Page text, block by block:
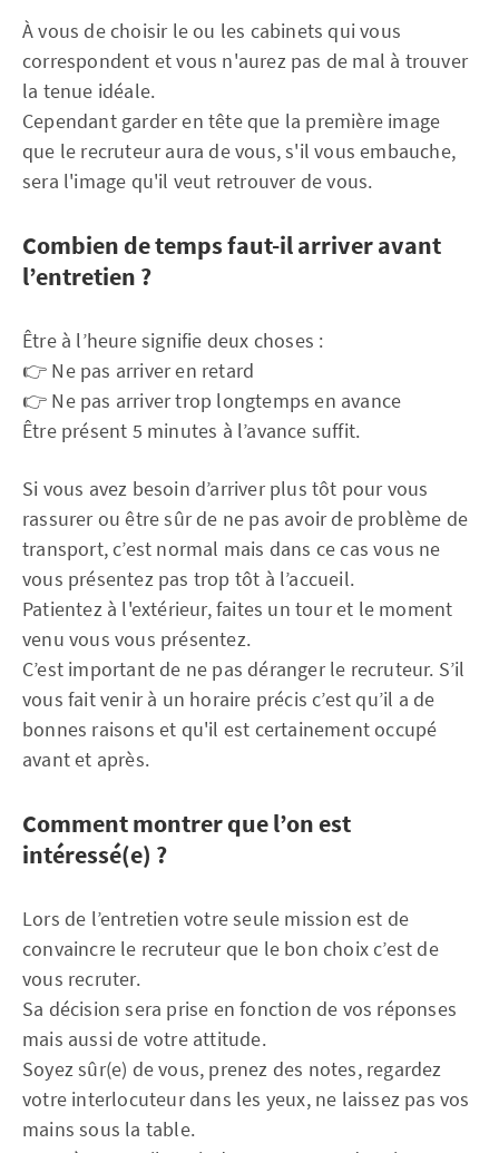
À vous de choisir le ou les cabinets qui vous
correspondent et vous n'aurez pas de mal à trouver
la tenue idéale.
Cependant garder en tête que la première image
que le recruteur aura de vous, s'il vous embauche,
sera l'image qu'il veut retrouver de vous.
Combien de temps faut-il arriver avant
l’entretien ?
Être à l’heure signifie deux choses :
👉 Ne pas arriver en retard
👉 Ne pas arriver trop longtemps en avance
Être présent 5 minutes à l’avance suffit.
Si vous avez besoin d’arriver plus tôt pour vous
rassurer ou être sûr de ne pas avoir de problème de
transport, c’est normal mais dans ce cas vous ne
vous présentez pas trop tôt à l’accueil.
Patientez à l'extérieur, faites un tour et le moment
venu vous vous présentez.
C’est important de ne pas déranger le recruteur. S’il
vous fait venir à un horaire précis c’est qu’il a de
bonnes raisons et qu'il est certainement occupé
avant et après.
Comment montrer que l’on est
intéressé(e) ?
Lors de l’entretien votre seule mission est de
convaincre le recruteur que le bon choix c’est de
vous recruter.
Sa décision sera prise en fonction de vos réponses
mais aussi de votre attitude.
Soyez sûr(e) de vous, prenez des notes, regardez
votre interlocuteur dans les yeux, ne laissez pas vos
mains sous la table.